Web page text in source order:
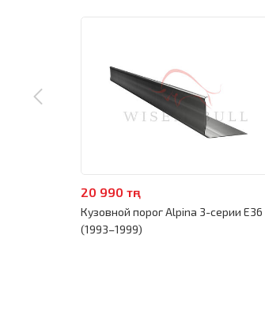
20 990 тңг
Кузовной порог Alpina 3-серии E36
(1993–1999)